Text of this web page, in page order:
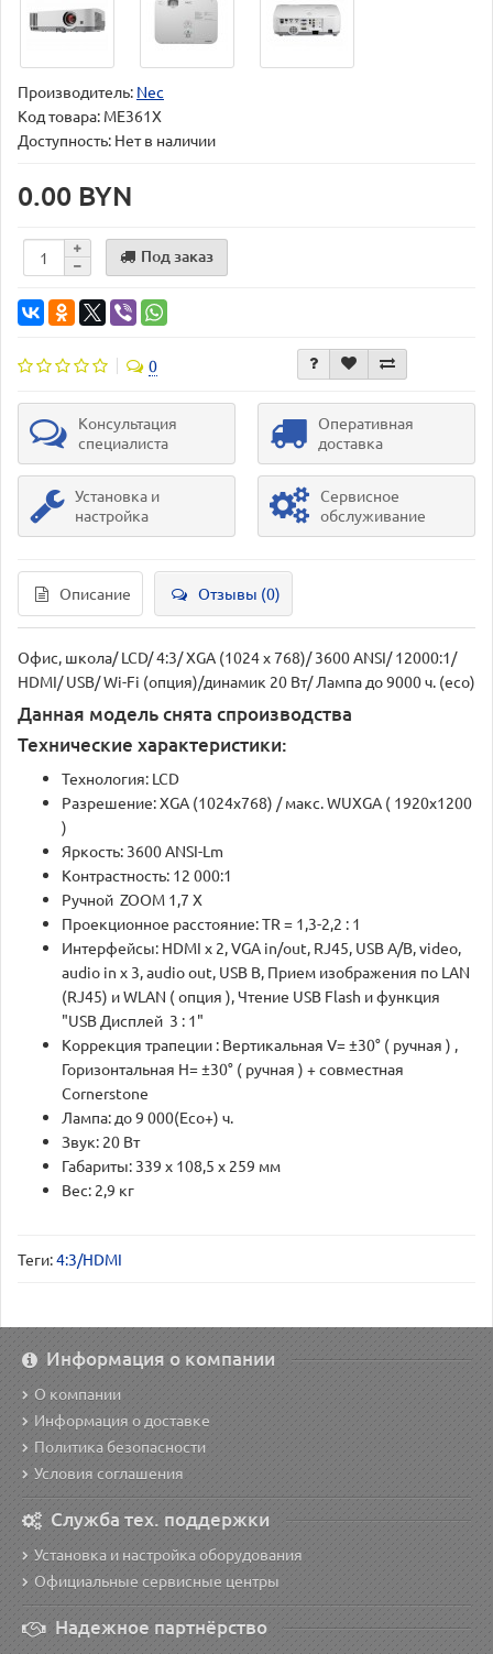
Производитель: Nec
Код товара: ME361X
Доступность: Нет в наличии
0.00 BYN
Под заказ
0
Консультация
специалиста
Оперативная
доставка
Установка и
настройка
Сервисное
обслуживание
Описание Отзывы (0)
Офис, школа/ LCD/ 4:3/ XGA (1024 х 768)/ 3600 ANSI/ 12000:1/
HDMI/ USB/ Wi-Fi (опция)/динамик 20 Вт/ Лампа до 9000 ч. (eco)
Данная модель снята спроизводства
Технические характеристики:
Технология: LCD
Разрешение: XGA (1024x768) / макс. WUXGA ( 1920x1200
)
Яркость: 3600 ANSI-Lm
Контрастность: 12 000:1
Ручной ZOOM 1,7 X
Проекционное расстояние: TR = 1,3-2,2 : 1
Интерфейсы: HDMI x 2, VGA in/out, RJ45, USB A/B, video,
audio in x 3, audio out, USB B, Прием изображения по LAN
(RJ45) и WLAN ( опция ), Чтение USB Flash и функция
"USB Дисплей 3 : 1"
Коррекция трапеции : Вертикальная V= ±30° ( ручная ) ,
Горизонтальная H= ±30° ( ручная ) + совместная
Cornerstone
Лампа: до 9 000(Eco+) ч.
Звук: 20 Вт
Габариты: 339 x 108,5 x 259 мм
Вес: 2,9 кг
Теги:4:3/HDMI
Информация о компании
О компании
Информация о доставке
Политика безопасности
Условия соглашения
Служба тех. поддержки
Установка и настройка оборудования
Официальные сервисные центры
Надежное партнёрство